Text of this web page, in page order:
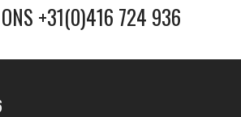
+31(0)416 724 936